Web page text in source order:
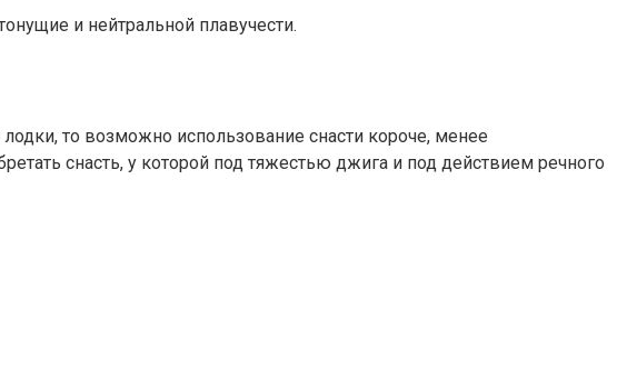
и нейтральной плавучести.
то возможно использование снасти короче, менее
снасть, у которой под тяжестью джига и под действием речного